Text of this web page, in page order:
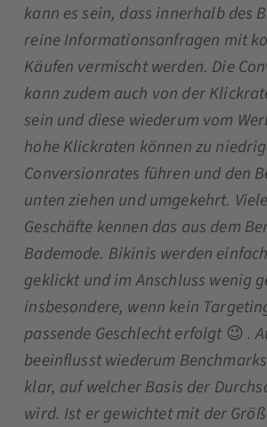
kann es sein, dass innerhalb des
reine Informationsanfragen mit
Käufen vermischt werden. Die
kann zudem auch von der
sein und diese wiederum vom
hohe Klickraten können zu
Conversionrates führen und den
unten ziehen und umgekehrt.
Geschäfte kennen das aus dem
Bademode. Bikinis werden
geklickt und im Anschluss wenig
insbesondere, wenn kein
passende Geschlecht erfolgt😉.
beeinflusst wiederum
klar, auf welcher Basis der
wird. Ist er gewichtet mit der